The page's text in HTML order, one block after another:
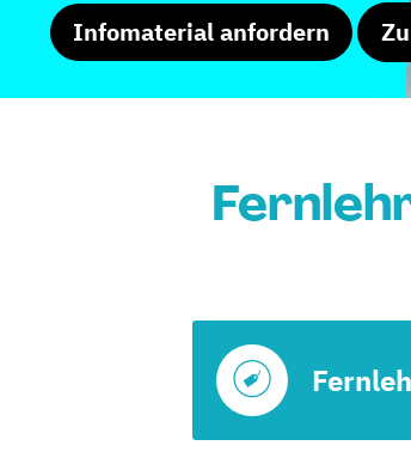
Infomaterial anfordern